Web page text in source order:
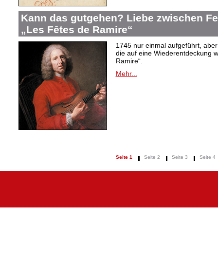
Kann das gutgehen? Liebe zwischen
„Les Fêtes de Ramire“
1745 nur einmal aufgeführt,
die auf eine Wiederentdeckung
Ramire“.
Mehr...
Seite 1 Seite 2 Seite 3 Seite 4